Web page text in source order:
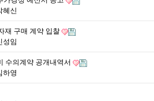
혜신
재 구매 계약 입찰
성임
수의계약 공개내역서
하영